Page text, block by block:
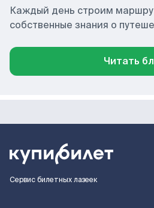
Каждый день строим
собственные знания о
Читать
Сервис билетных лазеек